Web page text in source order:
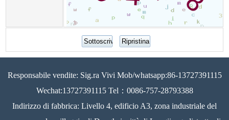
Responsabile vendite: Sig.ra Vivi Mob/whatsapp:86-13727391115
Wechat:13727391115 Tel：0086-757-28793388
Indirizzo di fabbrica: Livello 4, edificio A3, zona industriale del